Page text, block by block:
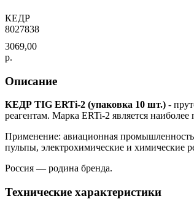
КЕДР
8027838
3069,00
р.
Описание
КЕДР TIG ERTi-2 (упаковка 10 шт.) -
реагентам. Марка ERTi-2 является
Применение: авиационная
пульпы, электрохимические и химические
Россия — родина бренда.
Технические характеристики